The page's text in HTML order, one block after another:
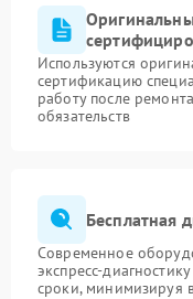
Используются
сертификацию
работу после
обязательств
Бесплатная
Современное
экспресс-
сроки, минимизируя